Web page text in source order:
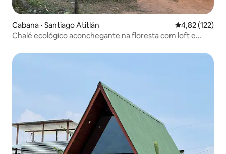
Cabana ⋅ Santiago Atitlán 4,82 de uma
4,82 (122)
Chalé ecológico aconchegante na floresta com loft e